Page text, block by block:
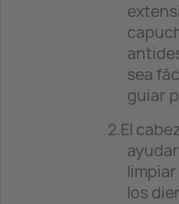
sea
guiar
2.El
los